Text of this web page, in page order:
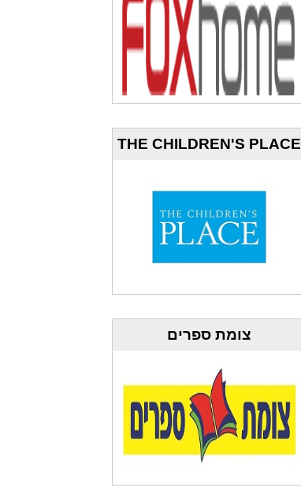
THE CHILDREN'S PLACE
צומת ספרים